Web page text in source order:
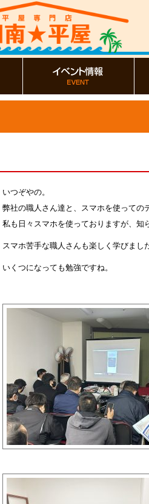
いつぞやの。
弊社の職人さん達と、スマホを使っての
私も日々スマホを使っておりますが、知
スマホ苦手な職人さんも楽しく学びまし
いくつになっても勉強ですね。